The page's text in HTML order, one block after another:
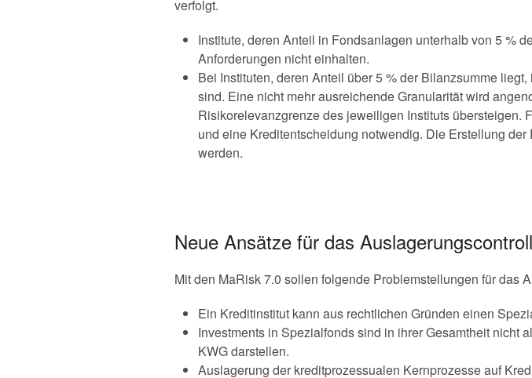
verfolgt.
Institute, deren Anteil in Fondsanlagen unterhalb von 5 %
Anforderungen nicht einhalten.
Bei Instituten, deren Anteil über 5 % der Bilanzsumme
sind. Eine nicht mehr ausreichende Granularität wird
Risikorelevanzgrenze des jeweiligen Instituts
und eine Kreditentscheidung notwendig. Die Erstellung
werden.
Neue Ansätze für das
Mit den MaRisk 7.0 sollen folgende Problemstellungen für das
Ein Kreditinstitut kann aus rechtlichen Gründen einen
Investments in Spezialfonds sind in ihrer Gesamtheit nicht
KWG darstellen.
Auslagerung der kreditprozessualen Kernprozesse auf